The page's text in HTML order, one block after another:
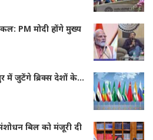
कल: PM मोदी होंगे मुख्य
में जुटेंगे ब्रिक्स देशों के…
बिल को मंजूरी दी